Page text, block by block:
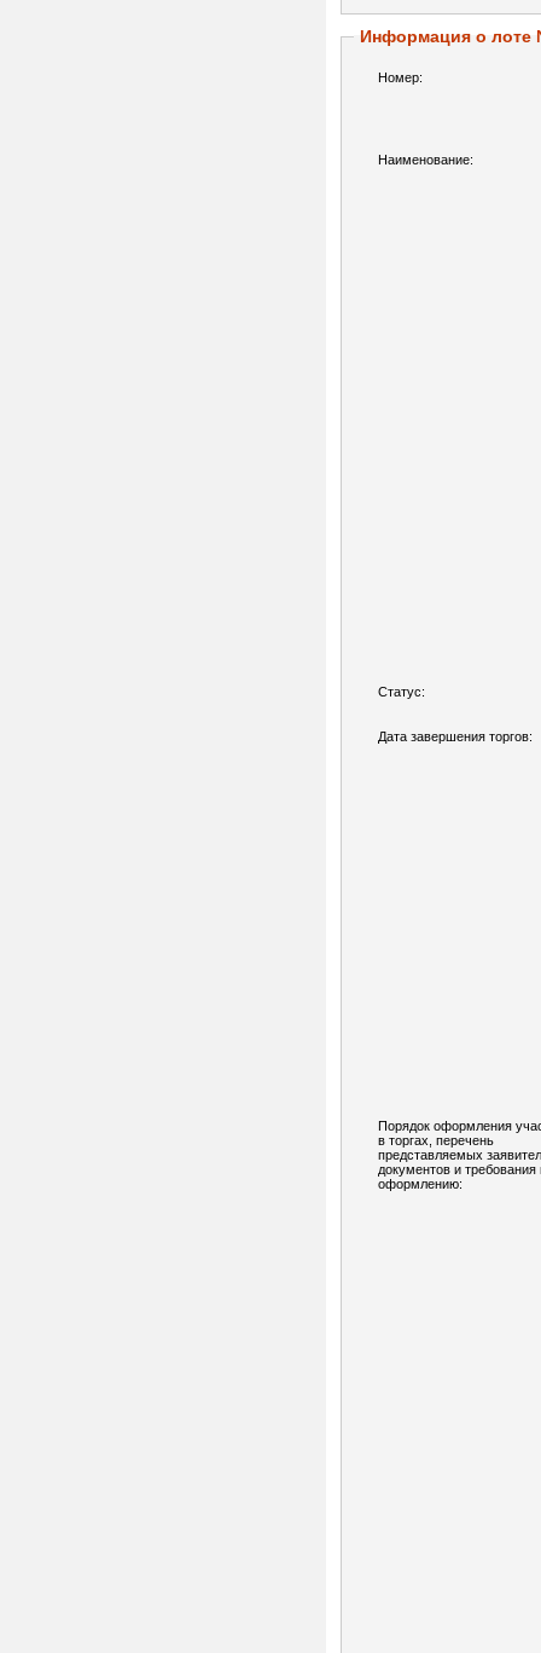
Информация о лоте
Номер:
Наименование:
Статус:
Дата завершения торгов:
Порядок оформления
в торгах, перечень
представляемых
документов и требования
оформлению: